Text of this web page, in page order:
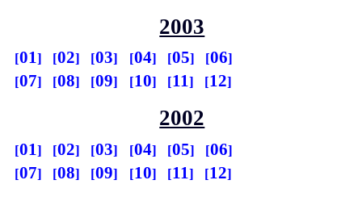
2003
01 02 03 04 05
06
07
08 09 10 11 12
2002
01 02 03 04 05
06
07
08 09 10 11 12